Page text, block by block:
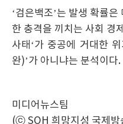
‘검은백조’는 발생 확률
한 충격을 끼치는 사회 경
사태‘가 중공에 거대한
완)’가 아니냐는 분석이다.
미디어뉴스팀
(ⓒ SOH 희망지성 국제